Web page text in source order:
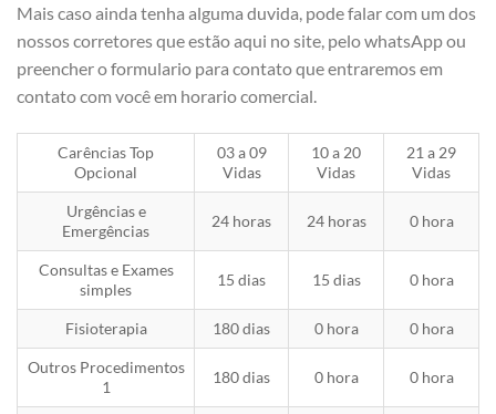
Mais caso ainda tenha alguma duvida, pode falar com um dos
nossos corretores que estão aqui no site, pelo whatsApp ou
preencher o formulario para contato que entraremos em
contato com você em horario comercial.
Carências Top
Opcional
03 a 09
Vidas
10 a 20
Vidas
21 a 29
Vidas
Urgências e
Emergências
24 horas 24 horas 0 hora
Consultas e Exames
simples
15 dias 15 dias 0 hora
Fisioterapia 180 dias 0 hora 0 hora
Outros Procedimentos
1
180 dias 0 hora 0 hora